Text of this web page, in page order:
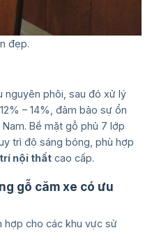
đẹp.
nguyên phôi, sau đó xử lý
– 14%, đảm bảo sự ổn
Bề mặt gỗ phủ 7 lớp
trì độ sáng bóng, phù hợp
nội thất cao cấp.
gỗ căm xe có ưu
cho các khu vực sử